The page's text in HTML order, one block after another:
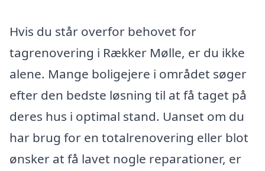
Hvis du står overfor behovet for
tagrenovering i Rækker Mølle, er du ikke
alene. Mange boligejere i området søger
efter den bedste løsning til at få taget på
deres hus i optimal stand. Uanset om du
har brug for en totalrenovering eller blot
ønsker at få lavet nogle reparationer, er